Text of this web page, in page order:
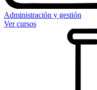
Administración y gestión
Ver cursos